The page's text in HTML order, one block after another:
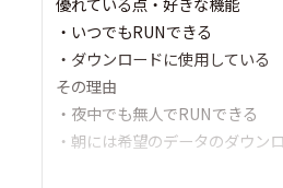
・いつでもRUNできる
・ダウンロードに使用している
その理由
・夜中でも無人でRUNできる
・朝には希望のデータのダウン